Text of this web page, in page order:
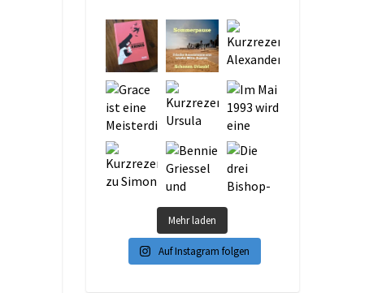
Mehr laden
Auf Instagram folgen